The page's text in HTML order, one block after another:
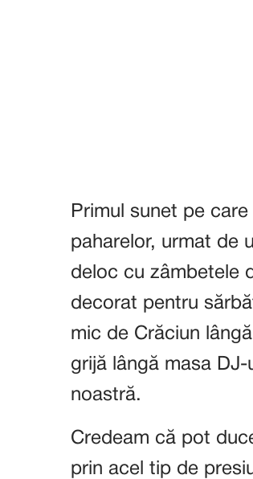
Primul sunet pe
paharelor, urmat de
deloc cu zâmbetele
decorat pentru
mic de Crăciun
grijă lângă masa
noastră.
Credeam că pot
prin acel tip de